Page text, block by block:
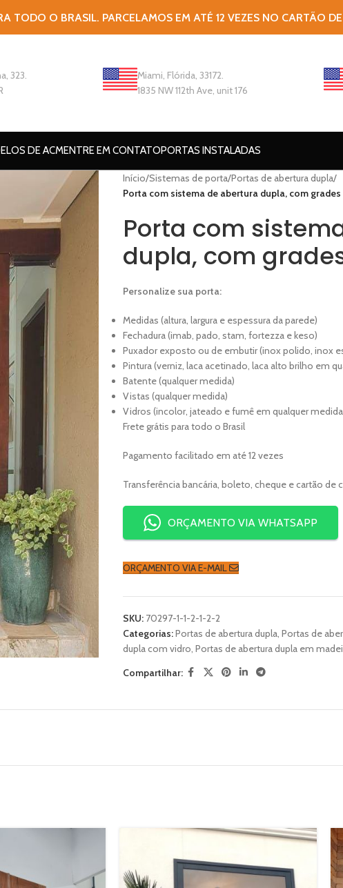
TODO O BRASIL. PARCELAMOS EM ATÉ 12 VEZES NO CARTÃO
323.
Miami, Flórida, 33172.
1835 NW 112th Ave, unit 176
DE ACMENTRE EM CONTATOPORTAS INSTALADAS
Início/Sistemas de porta/Portas de abertura dupla/
Porta com sistema de abertura dupla, com
Porta com
dupla, com
Personalize sua porta:
Medidas (altura, largura e espessura da parede)
Fechadura (imab, pado, stam, fortezza e keso)
Puxador exposto ou de embutir (inox polido, inox
Pintura (verniz, laca acetinado, laca alto brilho em
Batente (qualquer medida)
Vistas (qualquer medida)
Vidros (incolor, jateado e fumê em qualquer
Frete grátis para todo o Brasil
Pagamento facilitado em até 12 vezes
Transferência bancária, boleto, cheque e cartão de
ORÇAMENTO VIA WHATSAPP
ORÇAMENTO VIA E-MAIL
SKU: 70297-1-1-2-1-2-2
Categorias:Portas de abertura dupla, Portas de
dupla com vidro, Portas de abertura dupla em
Compartilhar: